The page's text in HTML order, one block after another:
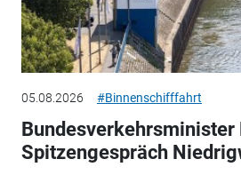
05.08.2026 #Binnenschifffahrt
Bundesverkehrsminister
Spitzengespräch